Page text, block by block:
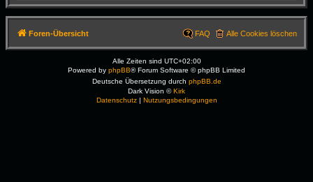
Foren-Übersicht Alle Cookies löschen
FAQ
Alle Zeiten sind UTC+02:00
Powered by phpBB® Forum Software © phpBB Limited
Deutsche Übersetzung durch phpBB.de
Dark Vision ©Kirk
Datenschutz| Nutzungsbedingungen